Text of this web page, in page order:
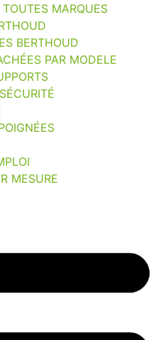
TOUTES MARQUES
BERTHOUD
PAR MODELE
MESURE